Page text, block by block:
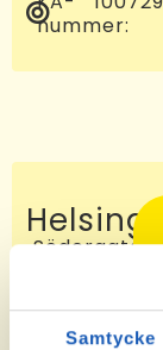
Samtycke
nummer:
Södergatan
KA-
nummer:
-6